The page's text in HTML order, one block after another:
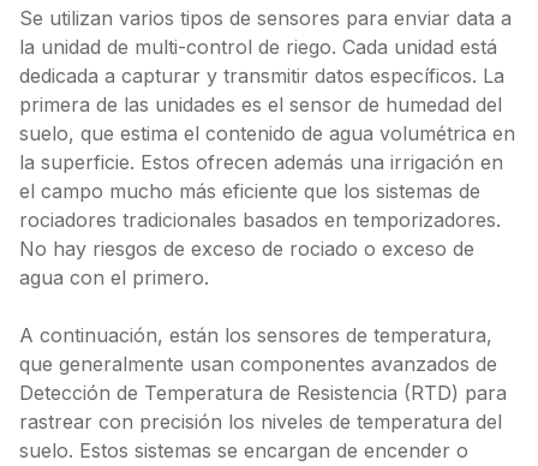
Se utilizan varios tipos de sensores para enviar data a
la unidad de multi-control de riego. Cada unidad está
dedicada a capturar y transmitir datos específicos. La
primera de las unidades es el sensor de humedad del
suelo, que estima el contenido de agua volumétrica en
la superficie. Estos ofrecen además una irrigación en
el campo mucho más eficiente que los sistemas de
rociadores tradicionales basados ​​en temporizadores.
No hay riesgos de exceso de rociado o exceso de
agua con el primero.
A continuación, están los sensores de temperatura,
que generalmente usan componentes avanzados de
Detección de Temperatura de Resistencia (RTD) para
rastrear con precisión los niveles de temperatura del
suelo. Estos sistemas se encargan de encender o